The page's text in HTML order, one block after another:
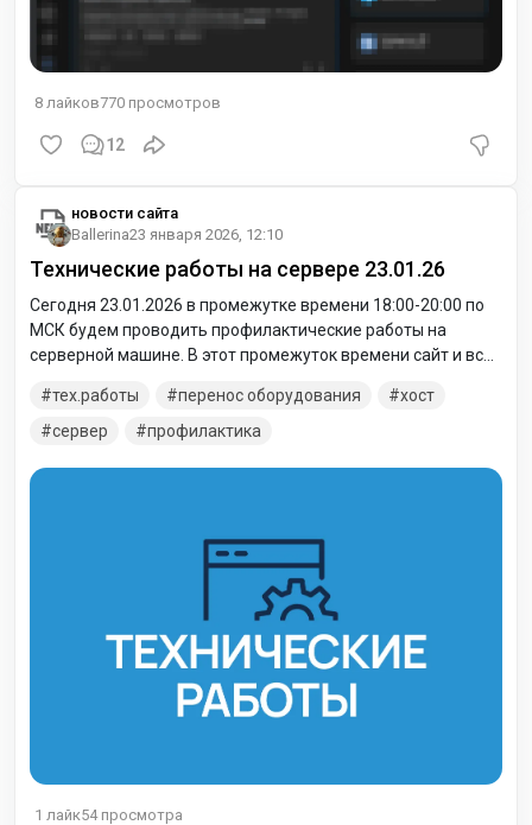
8 лайков770 просмотров
12
новости сайта
Ballerina23 января 2026, 12:10
Технические работы на сервере 23.01.26
Сегодня 23.01.2026 в промежутке времени 18:00-20:00 по
МСК будем проводить профилактические работы на
серверной машине. В этот промежуток времени сайт и все
новости о завершении работ, либо увеличение их срока
можете узнать в нашем Телеграм канале:
тех.работы перенос оборудования
хост
сервер
профилактика
1 лайк54просмотра